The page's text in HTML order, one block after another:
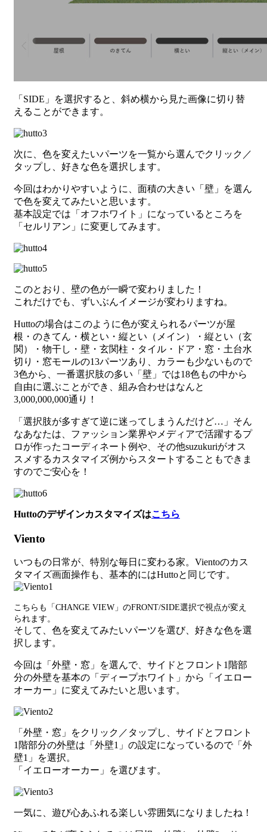
「SIDE」を選択すると、斜め横から見た画像に切り替
えることができます。
次に、色を変えたいパーツを一覧から選んでクリック／
タップし、好きな色を選択します。
今回はわかりやすいように、面積の大きい「壁」を選ん
で色を変えてみたいと思います。
基本設定では「オフホワイト」になっているところを
「セルリアン」に変更してみます。
このとおり、壁の色が一瞬で変わりました！
これだけでも、ずいぶんイメージが変わりますね。
Huttoの場合はこのように色が変えられるパーツが屋
根・のきてん・横とい・縦とい（メイン）・縦とい（玄
関）・物干し・壁・玄関柱・タイル・ドア・窓・土台水
切り・窓モールの13パーツあり、カラーも少ないもので
3色から、一番選択肢の多い「壁」では18色もの中から
自由に選ぶことができ、組み合わせはなんと
3,000,000,000通り！
「選択肢が多すぎて逆に迷ってしまうんだけど…」そん
なあなたは、ファッション業界やメディアで活躍するプ
ロが作ったコーディネート例や、その他suzukuriがオス
スメするカスタマイズ例からスタートすることもできま
すのでご安心を！
Huttoのデザインカスタマイズはこちら
Viento
いつもの日常が、特別な毎日に変わる家。Vientoのカス
タマイズ画面操作も、基本的にはHuttoと同じです。
こちらも「CHANGE VIEW」のFRONT/SIDE選択で視点が変え
られます。
そして、色を変えてみたいパーツを選び、好きな色を選
択します。
今回は「外壁・窓」を選んで、サイドとフロント1階部
分の外壁を基本の「ディープホワイト」から「イエロー
オーカー」に変えてみたいと思います。
「外壁・窓」をクリック／タップし、サイドとフロント
1階部分の外壁は「外壁1」の設定になっているので「外
壁1」を選択。
「イエローオーカー」を選びます。
一気に、遊び心あふれる楽しい雰囲気になりましたね！